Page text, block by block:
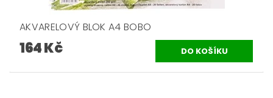
AKVARELOVÝ BLOK A4 BOBO
164 Kč